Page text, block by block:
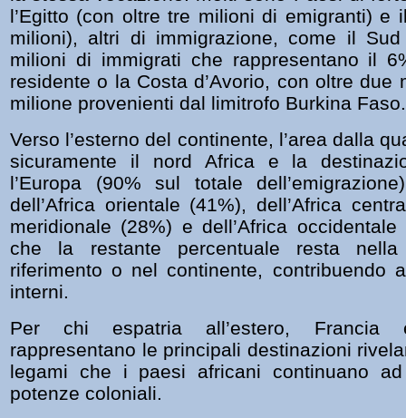
l’Egitto (con oltre tre milioni di emigranti) e
milioni), altri di immigrazione, come il
milioni di immigrati che rappresentano il
residente o la Costa d’Avorio, con oltre due
milione provenienti dal limitrofo Burkina Faso.
Verso l’esterno del continente, l’area dalla
sicuramente il nord Africa e la
l’Europa (90% sul totale
dell’Africa orientale (41%), dell’Africa
meridionale (28%) e dell’Africa
che la restante percentuale resta
riferimento o nel continente, contribuendo
interni.
Per chi espatria all’estero, Francia
rappresentano le principali destinazioni
legami che i paesi africani continuano
potenze coloniali.